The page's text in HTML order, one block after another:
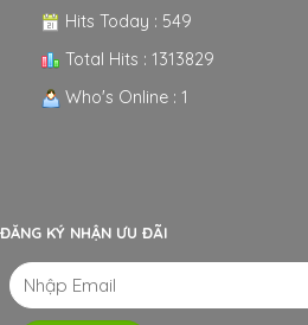
Hits Today : 549
Total Hits : 1313829
Who's Online : 1
ĐĂNG KÝ NHẬN ƯU ĐÃI